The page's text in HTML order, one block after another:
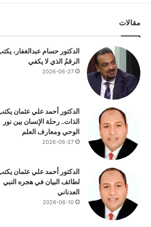
مقالات
الدكتور حسام عبدالغفار،
الرقمُ الذي لا يكفي
2026-06-27
الدكتور أحمد علي عثمان
الذات.. رحلة الإنسان بين نور
الوحي ومعارف العلم
2026-06-27
الدكتور أحمد علي عثمان
لطائف البيان في هجره النبي
العدناني
2026-06-10